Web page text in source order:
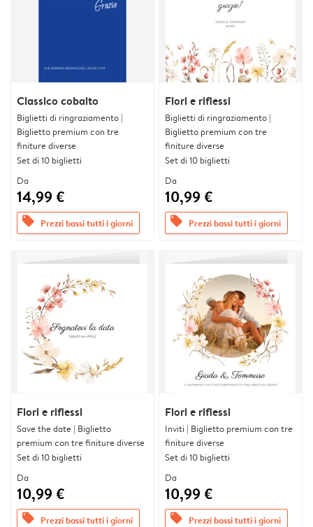
Classico cobalto
Biglietti di ringraziamento |
Biglietto premium con tre
finiture diverse
Set di 10 biglietti
Da
14,99 €
offers Prezzi bassi tutti i giorni
Fiori e riflessi
Biglietti di ringraziamento |
Biglietto premium con tre
finiture diverse
Set di 10 biglietti
Da
10,99 €
offers Prezzi bassi tutti i giorni
Fiori e riflessi
Save the date | Biglietto
premium con tre finiture diverse
Set di 10 biglietti
Da
10,99 €
offers Prezzi bassi tutti i giorni
Fiori e riflessi
Inviti | Biglietto premium con tre
finiture diverse
Set di 10 biglietti
Da
10,99 €
offers Prezzi bassi tutti i giorni